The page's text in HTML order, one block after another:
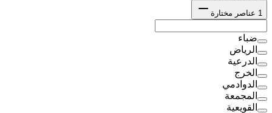
1 عناصر مختارة
ضباء
الرياض
الدرعية
الخرج
الدوادمي
المجمعة
القويعية